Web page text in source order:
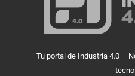
Tu portal de Industria 4.0 –